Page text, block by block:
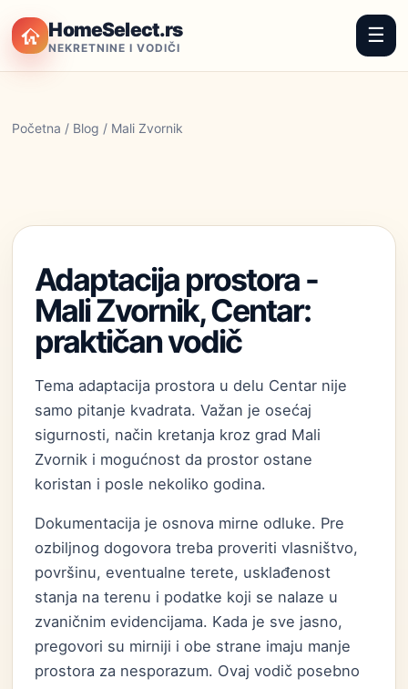
HomeSelect.rs
NEKRETNINE I VODIČI
☰
Početna / Blog / Mali Zvornik
Adaptacija prostora -
Mali Zvornik, Centar:
praktičan vodič
Tema adaptacija prostora u delu Centar nije
samo pitanje kvadrata. Važan je osećaj
sigurnosti, način kretanja kroz grad Mali
Zvornik i mogućnost da prostor ostane
koristan i posle nekoliko godina.
Dokumentacija je osnova mirne odluke. Pre
ozbiljnog dogovora treba proveriti vlasništvo,
površinu, eventualne terete, usklađenost
stanja na terenu i podatke koji se nalaze u
zvaničnim evidencijama. Kada je sve jasno,
pregovori su mirniji i obe strane imaju manje
prostora za nesporazum. Ovaj vodič posebno